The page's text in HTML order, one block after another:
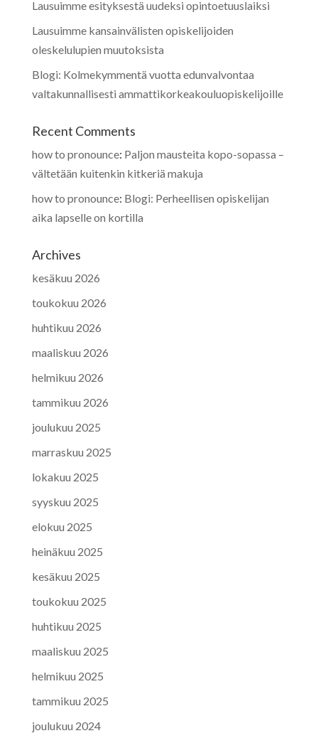
Lausuimme esityksestä uudeksi opintoetuuslaiksi
Lausuimme kansainvälisten opiskelijoiden
oleskelulupien muutoksista
Blogi: Kolmekymmentä vuotta edunvalvontaa
valtakunnallisesti ammattikorkeakouluopiskelijoille
Recent Comments
how to pronounce: Paljon mausteita kopo-sopassa –
vältetään kuitenkin kitkeriä makuja
how to pronounce: Blogi: Perheellisen opiskelijan
aika lapselle on kortilla
Archives
kesäkuu 2026
toukokuu 2026
huhtikuu 2026
maaliskuu 2026
helmikuu 2026
tammikuu 2026
joulukuu 2025
marraskuu 2025
lokakuu 2025
syyskuu 2025
elokuu 2025
heinäkuu 2025
kesäkuu 2025
toukokuu 2025
huhtikuu 2025
maaliskuu 2025
helmikuu 2025
tammikuu 2025
joulukuu 2024